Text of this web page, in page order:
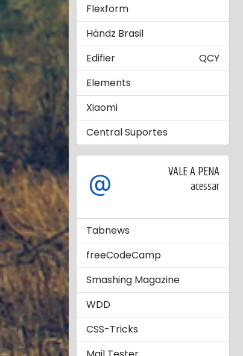
Flexform
Händz Brasil
Edifier
QCY
Elements
Xiaomi
Central Suportes
VALE A PENA
acessar
Tabnews
freeCodeCamp
Smashing Magazine
WDD
CSS-Tricks